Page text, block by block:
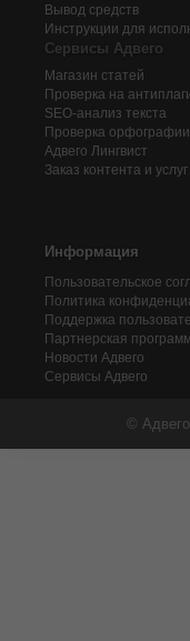
Вывод средств
Инструкции для
Сервисы Адвего
Магазин статей
Проверка на
SEO-анализ текста
Проверка орфографии
Адвего Лингвист
Заказ контента и услуг
Информация
Пользовательское
Политика
Поддержка
Партнерская
Новости Адвего
Сервисы Адвего
©